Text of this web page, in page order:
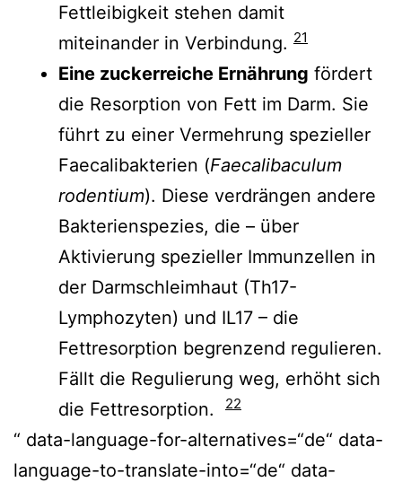
Fettleibigkeit stehen damit
miteinander in Verbindung. 21
Eine zuckerreiche Ernährung fördert
die Resorption von Fett im Darm. Sie
führt zu einer Vermehrung spezieller
Faecalibakterien (Faecalibaculum
rodentium). Diese verdrängen andere
Bakterienspezies, die – über
Aktivierung spezieller Immunzellen in
der Darmschleimhaut (Th17-
Lymphozyten) und IL17 – die
Fettresorption begrenzend regulieren.
Fällt die Regulierung weg, erhöht sich
die Fettresorption.
22
“ data-language-for-alternatives=“de“ data-
language-to-translate-into=“de“ data-